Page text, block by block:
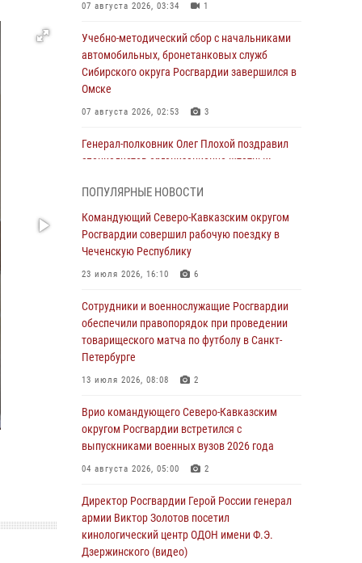
07 августа 2026, 03:34 1
Учебно-методический сбор с начальниками
автомобильных, бронетанковых служб
Сибирского округа Росгвардии завершился в
Омске
07 августа 2026, 02:53 3
Генерал-полковник Олег Плохой поздравил
специалистов организационно-штатных
профессиональным праздником
06 августа 2026, 21:01
В Нижнем Новгороде состоялось
Всероссийское совещание-семинар по
охраны Росгвардии (видео)
06 августа 2026, 14:47 10 1
В Брянске сотрудники и военнослужащие
Росгвардии почтили память Героя России
06 августа 2026, 14:36 2
В кинологическом центре Уральского округа
Росгвардии почтили память товарищей,
06 августа 2026, 13:29 5
В Центральном округе Росгвардии прошли
мероприятия к 108‑летию генерала армии
ПОПУЛЯРНЫЕ НОВОСТИ
Командующий Северо-Кавказским округом
Росгвардии совершил рабочую поездку в
Чеченскую Республику
23 июля 2026, 16:10 6
Сотрудники и военнослужащие Росгвардии
обеспечили правопорядок при проведении
товарищеского матча по футболу в Санкт-
Петербурге
13 июля 2026, 08:08 2
Врио командующего Северо-Кавказским
округом Росгвардии встретился с
выпускниками военных вузов 2026 года
04 августа 2026, 05:00 2
Директор Росгвардии Герой России генерал
армии Виктор Золотов посетил
кинологический центр ОДОН имени Ф.Э.
Дзержинского (видео)